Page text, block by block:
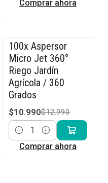
Comprar ahora
-15% OFF
100x Aspersor
Micro Jet 360°
Riego Jardín
Agrícola / 360
Grados
$10.990$12.990
Cantidad
Comprar ahora